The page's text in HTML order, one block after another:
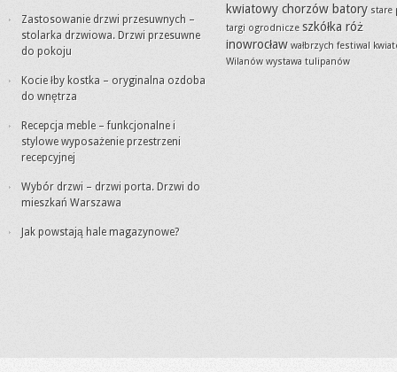
Zastosowanie drzwi przesuwnych –
stolarka drzwiowa. Drzwi przesuwne
do pokoju
Kocie łby kostka – oryginalna ozdoba
do wnętrza
Recepcja meble – funkcjonalne i
stylowe wyposażenie przestrzeni
recepcyjnej
Wybór drzwi – drzwi porta. Drzwi do
mieszkań Warszawa
Jak powstają hale magazynowe?
kwiatowy chorzów batory stare
targi ogrodnicze szkółka róż
inowrocław wałbrzych festiwal
Wilanów wystawa tulipanów